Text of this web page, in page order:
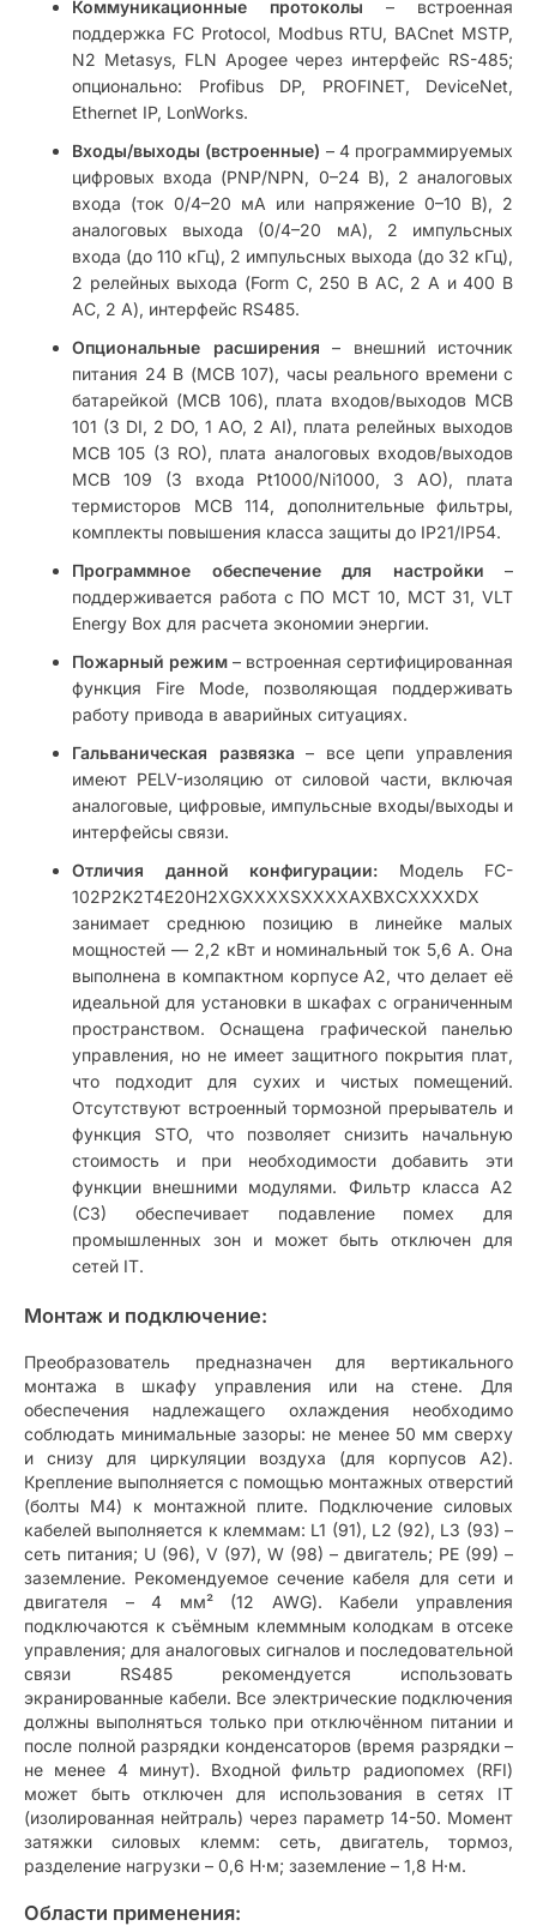
Коммуникационные протоколы – встроенная
поддержка FC Protocol, Modbus RTU, BACnet MSTP,
N2 Metasys, FLN Apogee через интерфейс RS-485;
опционально: Profibus DP, PROFINET, DeviceNet,
Ethernet IP, LonWorks.
Входы/выходы (встроенные) – 4 программируемых
цифровых входа (PNP/NPN, 0–24 В), 2 аналоговых
входа (ток 0/4–20 мА или напряжение 0–10 В), 2
аналоговых выхода (0/4–20 мА), 2 импульсных
входа (до 110 кГц), 2 импульсных выхода (до 32 кГц),
2 релейных выхода (Form C, 250 В AC, 2 А и 400 В
AC, 2 А), интерфейс RS485.
Опциональные расширения – внешний источник
питания 24 В (MCB 107), часы реального времени с
батарейкой (MCB 106), плата входов/выходов MCB
101 (3 DI, 2 DO, 1 AO, 2 AI), плата релейных выходов
MCB 105 (3 RO), плата аналоговых входов/выходов
MCB 109 (3 входа Pt1000/Ni1000, 3 AO), плата
термисторов MCB 114, дополнительные фильтры,
комплекты повышения класса защиты до IP21/IP54.
Программное обеспечение для настройки –
поддерживается работа с ПО MCT 10, MCT 31, VLT
Energy Box для расчета экономии энергии.
Пожарный режим – встроенная сертифицированная
функция Fire Mode, позволяющая поддерживать
работу привода в аварийных ситуациях.
Гальваническая развязка – все цепи управления
имеют PELV-изоляцию от силовой части, включая
аналоговые, цифровые, импульсные входы/выходы и
интерфейсы связи.
Отличия данной конфигурации: Модель FC-
102P2K2T4E20H2XGXXXXSXXXXAXBXCXXXXDX
занимает среднюю позицию в линейке малых
мощностей — 2,2 кВт и номинальный ток 5,6 А. Она
выполнена в компактном корпусе A2, что делает её
идеальной для установки в шкафах с ограниченным
пространством. Оснащена графической панелью
управления, но не имеет защитного покрытия плат,
что подходит для сухих и чистых помещений.
Отсутствуют встроенный тормозной прерыватель и
функция STO, что позволяет снизить начальную
стоимость и при необходимости добавить эти
функции внешними модулями. Фильтр класса A2
(C3) обеспечивает подавление помех для
промышленных зон и может быть отключен для
сетей IT.
Монтаж и подключение:
Преобразователь предназначен для вертикального
монтажа в шкафу управления или на стене. Для
обеспечения надлежащего охлаждения необходимо
соблюдать минимальные зазоры: не менее 50 мм сверху
и снизу для циркуляции воздуха (для корпусов A2).
Крепление выполняется с помощью монтажных отверстий
(болты M4) к монтажной плите. Подключение силовых
кабелей выполняется к клеммам: L1 (91), L2 (92), L3 (93) –
сеть питания; U (96), V (97), W (98) – двигатель; PE (99) –
заземление. Рекомендуемое сечение кабеля для сети и
двигателя – 4 мм² (12 AWG). Кабели управления
подключаются к съёмным клеммным колодкам в отсеке
управления; для аналоговых сигналов и последовательной
связи RS485 рекомендуется использовать
экранированные кабели. Все электрические подключения
должны выполняться только при отключённом питании и
после полной разрядки конденсаторов (время разрядки –
не менее 4 минут). Входной фильтр радиопомех (RFI)
может быть отключен для использования в сетях IT
(изолированная нейтраль) через параметр 14-50. Момент
затяжки силовых клемм: сеть, двигатель, тормоз,
разделение нагрузки – 0,6 Н·м; заземление – 1,8 Н·м.
Области применения: